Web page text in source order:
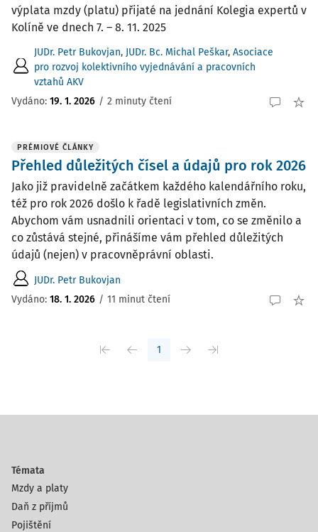
výplata mzdy (platu) přijaté na jednání Kolegia expertů v
Kolíně ve dnech 7. – 8. 11. 2025
JUDr. Petr Bukovjan, JUDr. Bc. Michal Peškar, Asociace
pro rozvoj kolektivního vyjednávání a pracovních
vztahů AKV
Vydáno: 19. 1. 2026 / 2 minuty čtení
PRÉMIOVÉ ČLÁNKY
Přehled důležitých čísel a údajů pro rok 2026
Jako již pravidelně začátkem každého kalendářního roku,
též pro rok 2026 došlo k řadě legislativních změn.
Abychom vám usnadnili orientaci v tom, co se změnilo a
co zůstává stejné, přinášíme vám přehled důležitých
údajů (nejen) v pracovněprávní oblasti.
JUDr. Petr Bukovjan
Vydáno: 18. 1. 2026 / 11 minut čtení
1
Témata
Mzdy a platy
Daň z příjmů
Pojištění